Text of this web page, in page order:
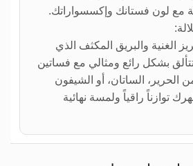
مع لون فستانك وإكسسواراتك.
الغنية والبريق المكثف الذي
بشكل رائع ومثالي مع فساتين
الحرير، الساتان، أو الشيفون
توازناً راقياً ولمسة نهائية